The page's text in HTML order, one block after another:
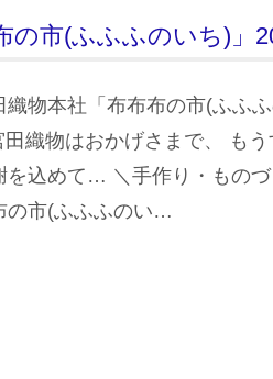
の市(ふふふのいち)」
物本社「布布布の市(ふふふ
織物はおかげさまで、 も
を込めて… ＼手作り・ものづ
の市(ふふふのい…